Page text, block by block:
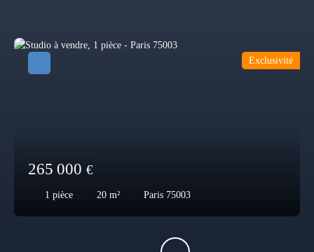
265 000 €
1 pièce 20 m² Paris 75003
Exclusivité